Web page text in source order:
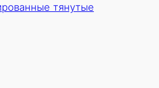
тянутые